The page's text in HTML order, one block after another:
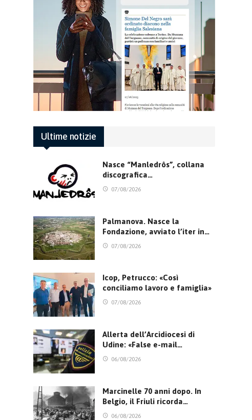
Ultime notizie
Nasce “Manledrôs”, collana
discografica…
07/08/2026
Palmanova. Nasce la
Fondazione, avviato l’iter in…
07/08/2026
Icop, Petrucco: «Così
conciliamo lavoro e famiglia»
07/08/2026
Allerta dell’Arcidiocesi di
Udine: «False e-mail…
06/08/2026
Marcinelle 70 anni dopo. In
Belgio, il Friuli ricorda…
06/08/2026